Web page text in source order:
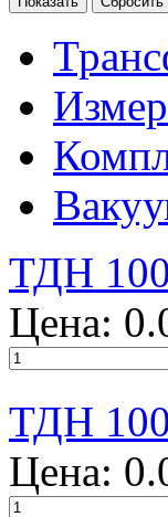
ТДН
Цена:
ТДН
Цена: